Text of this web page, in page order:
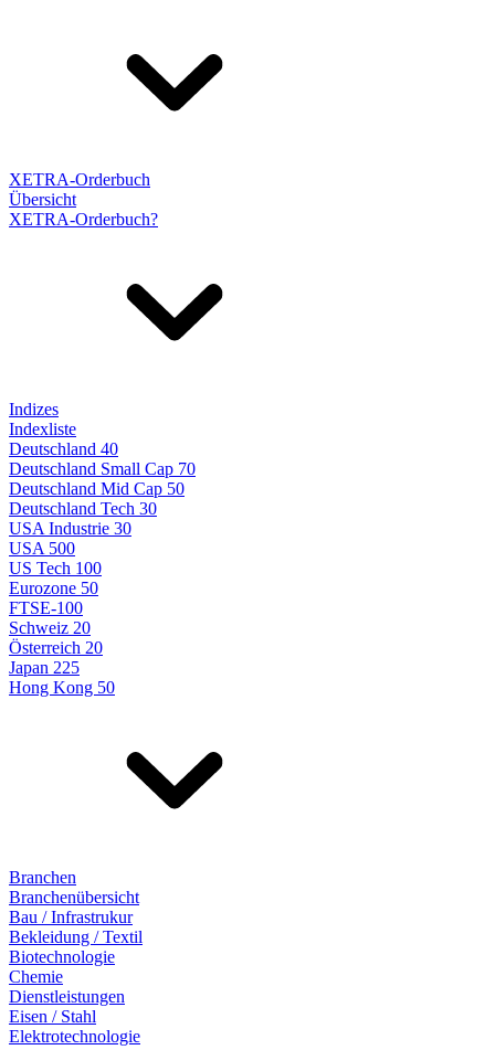
XETRA-Orderbuch
Übersicht
XETRA-Orderbuch?
Indizes
Indexliste
Deutschland 40
Deutschland Small Cap 70
Deutschland Mid Cap 50
Deutschland Tech 30
USA Industrie 30
USA 500
US Tech 100
Eurozone 50
FTSE-100
Schweiz 20
Österreich 20
Japan 225
Hong Kong 50
Branchen
Branchenübersicht
Bau / Infrastrukur
Bekleidung / Textil
Biotechnologie
Chemie
Dienstleistungen
Eisen / Stahl
Elektrotechnologie